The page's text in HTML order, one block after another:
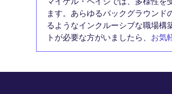
ます。あらゆるバックグラウン
るようなインクルーシブな職場構
トが必要な方がいましたら、 お気